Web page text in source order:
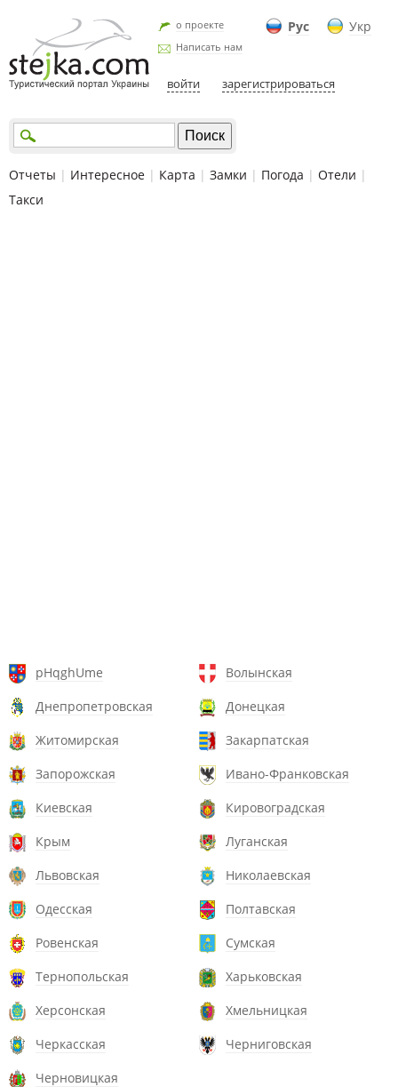
Рус Укр
о проекте
Написать нам
войти зарегистрироваться
Отчеты | Интересное | Карта | Замки | Погода | Отели |
Такси
pHqghUme
Волынская
Днепропетровская
Донецкая
Житомирская
Закарпатская
Запорожская
Ивано-Франковская
Киевская
Кировоградская
Крым
Луганская
Львовская
Николаевская
Одесская
Полтавская
Ровенская
Сумская
Тернопольская
Харьковская
Херсонская
Хмельницкая
Черкасская
Черниговская
Черновицкая